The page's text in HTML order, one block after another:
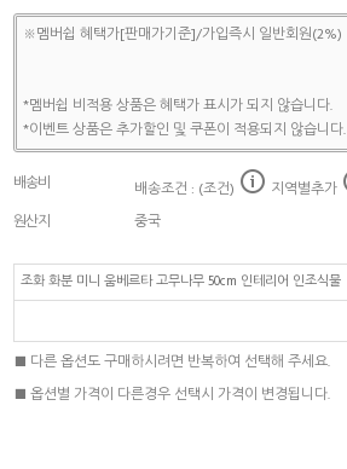
※멤버쉽 혜택가[판매가기준]/가입즉시 일반회원(2%)
*멤버쉽 비적용 상품은 혜택가 표시가 되지 않습니다.
*이벤트 상품은 추가할인 및 쿠폰이 적용되지 않습니다.
배송비 배송조건 : (조건)
지역별추가
원산지
중국
조화 화분 미니 움베르타 고무나무 50cm 인테리어 인조식물
■ 다른 옵션도 구매하시려면 반복하여 선택해 주세요.
■ 옵션별 가격이 다른경우 선택시 가격이 변경됩니다.